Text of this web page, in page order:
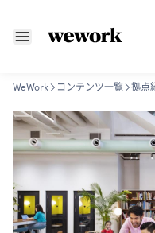
WeWork コンテンツ一覧 拠点